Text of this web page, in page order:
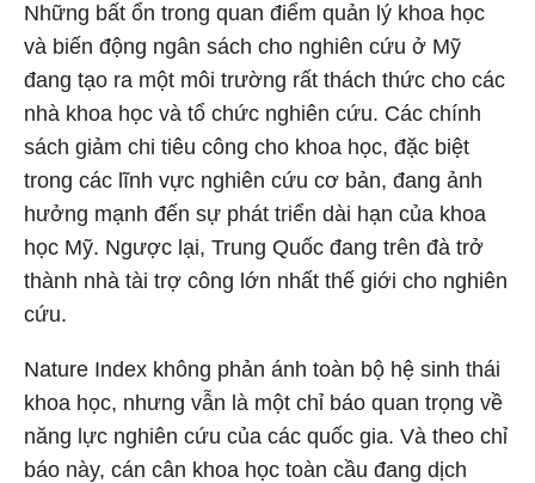
Những bất ổn trong quan điểm quản lý khoa học
và biến động ngân sách cho nghiên cứu ở Mỹ
đang tạo ra một môi trường rất thách thức cho các
nhà khoa học và tổ chức nghiên cứu. Các chính
sách giảm chi tiêu công cho khoa học, đặc biệt
trong các lĩnh vực nghiên cứu cơ bản, đang ảnh
hưởng mạnh đến sự phát triển dài hạn của khoa
học Mỹ. Ngược lại, Trung Quốc đang trên đà trở
thành nhà tài trợ công lớn nhất thế giới cho nghiên
cứu.
Nature Index không phản ánh toàn bộ hệ sinh thái
khoa học, nhưng vẫn là một chỉ báo quan trọng về
năng lực nghiên cứu của các quốc gia. Và theo chỉ
báo này, cán cân khoa học toàn cầu đang dịch